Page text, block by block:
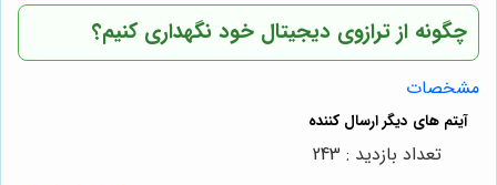
چگونه از ترازوی دیجیتال خود نگهداری کنیم؟
مشخصات
تعداد بازدید : 243